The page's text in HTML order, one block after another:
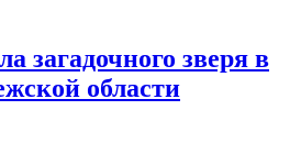
загадочного зверя в
области